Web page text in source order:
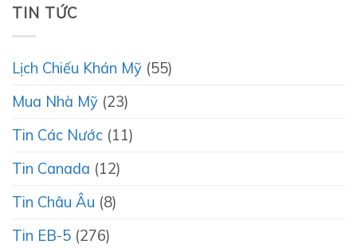
TIN TỨC
Lịch Chiếu Khán Mỹ (55)
Mua Nhà Mỹ (23)
Tin Các Nước (11)
Tin Canada (12)
Tin Châu Âu (8)
Tin EB-5 (276)